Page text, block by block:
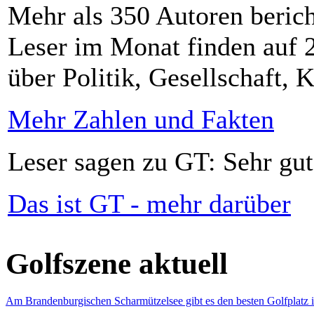
Mehr als 350 Autoren
Leser im Monat finden auf
über Politik, Gesellschaft,
Mehr Zahlen und Fakten
Leser sagen zu GT: Sehr
Das ist GT - mehr darüber
Golfszene aktuell
Am Brandenburgischen Scharmützelsee gibt es den besten